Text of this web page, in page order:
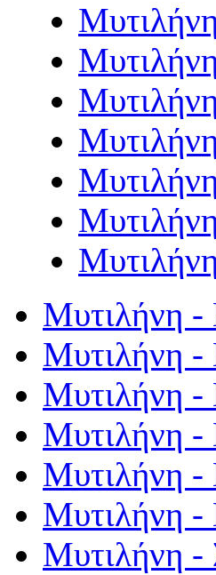
Μυτιλήνη -
Μυτιλήνη -
Μυτιλήνη
Μυτιλήνη
Μυτιλήνη
Μυτιλήνη
Μυτιλήνη -